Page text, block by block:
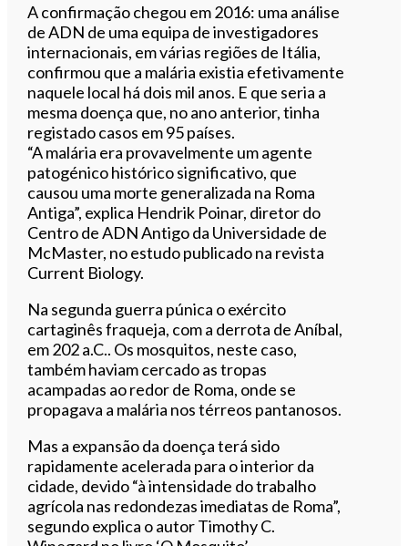
A confirmação chegou em 2016: uma análise
de ADN de uma equipa de investigadores
internacionais, em várias regiões de Itália,
confirmou que a malária existia efetivamente
naquele local há dois mil anos. E que seria a
mesma doença que, no ano anterior, tinha
registado casos em 95 países.
“A malária era provavelmente um agente
patogénico histórico significativo, que
causou uma morte generalizada na Roma
Antiga”, explica Hendrik Poinar, diretor do
Centro de ADN Antigo da Universidade de
McMaster, no estudo publicado na revista
Current Biology.
Na segunda guerra púnica o exército
cartaginês fraqueja, com a derrota de Aníbal,
em 202 a.C.. Os mosquitos, neste caso,
também haviam cercado as tropas
acampadas ao redor de Roma, onde se
propagava a malária nos térreos pantanosos.
Mas a expansão da doença terá sido
rapidamente acelerada para o interior da
cidade, devido “à intensidade do trabalho
agrícola nas redondezas imediatas de Roma”,
segundo explica o autor Timothy C.